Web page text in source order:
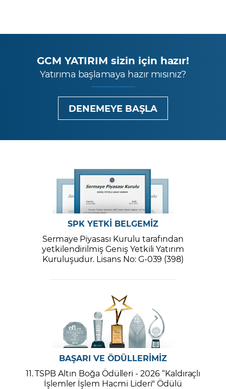
GCM YATIRIM sizin için hazır!
Yatırıma başlamaya hazır mısınız?
DENEMEYE BAŞLA
SPK YETKİ BELGEMİZ
Sermaye Piyasası Kurulu tarafından
yetkilendirilmiş Geniş Yetkili Yatırım
Kuruluşudur. Lisans No: G-039 (398)
BAŞARI VE ÖDÜLLERİMİZ
11. TSPB Altın Boğa Ödülleri - 2026 “Kaldıraçlı
İşlemler İşlem Hacmi Lideri" Ödülü